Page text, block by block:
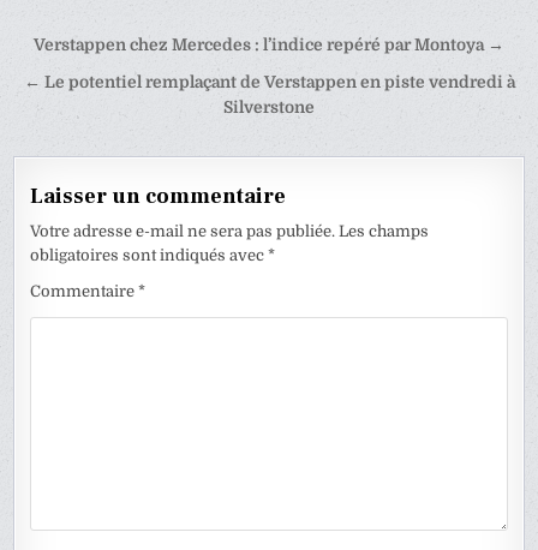
Navigation
de
Verstappen chez Mercedes : l’indice repéré par Montoya →
← Le potentiel remplaçant de Verstappen en piste vendredi à
Silverstone
Laisser un commentaire
Votre adresse e-mail ne sera pas publiée. Les champs
obligatoires sont indiqués avec*
Commentaire*